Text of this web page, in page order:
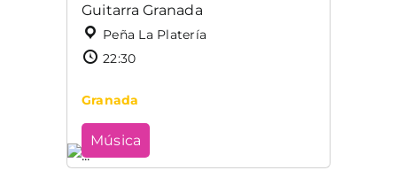
Guitarra Granada
Peña La Platería
22:30
Granada
Música